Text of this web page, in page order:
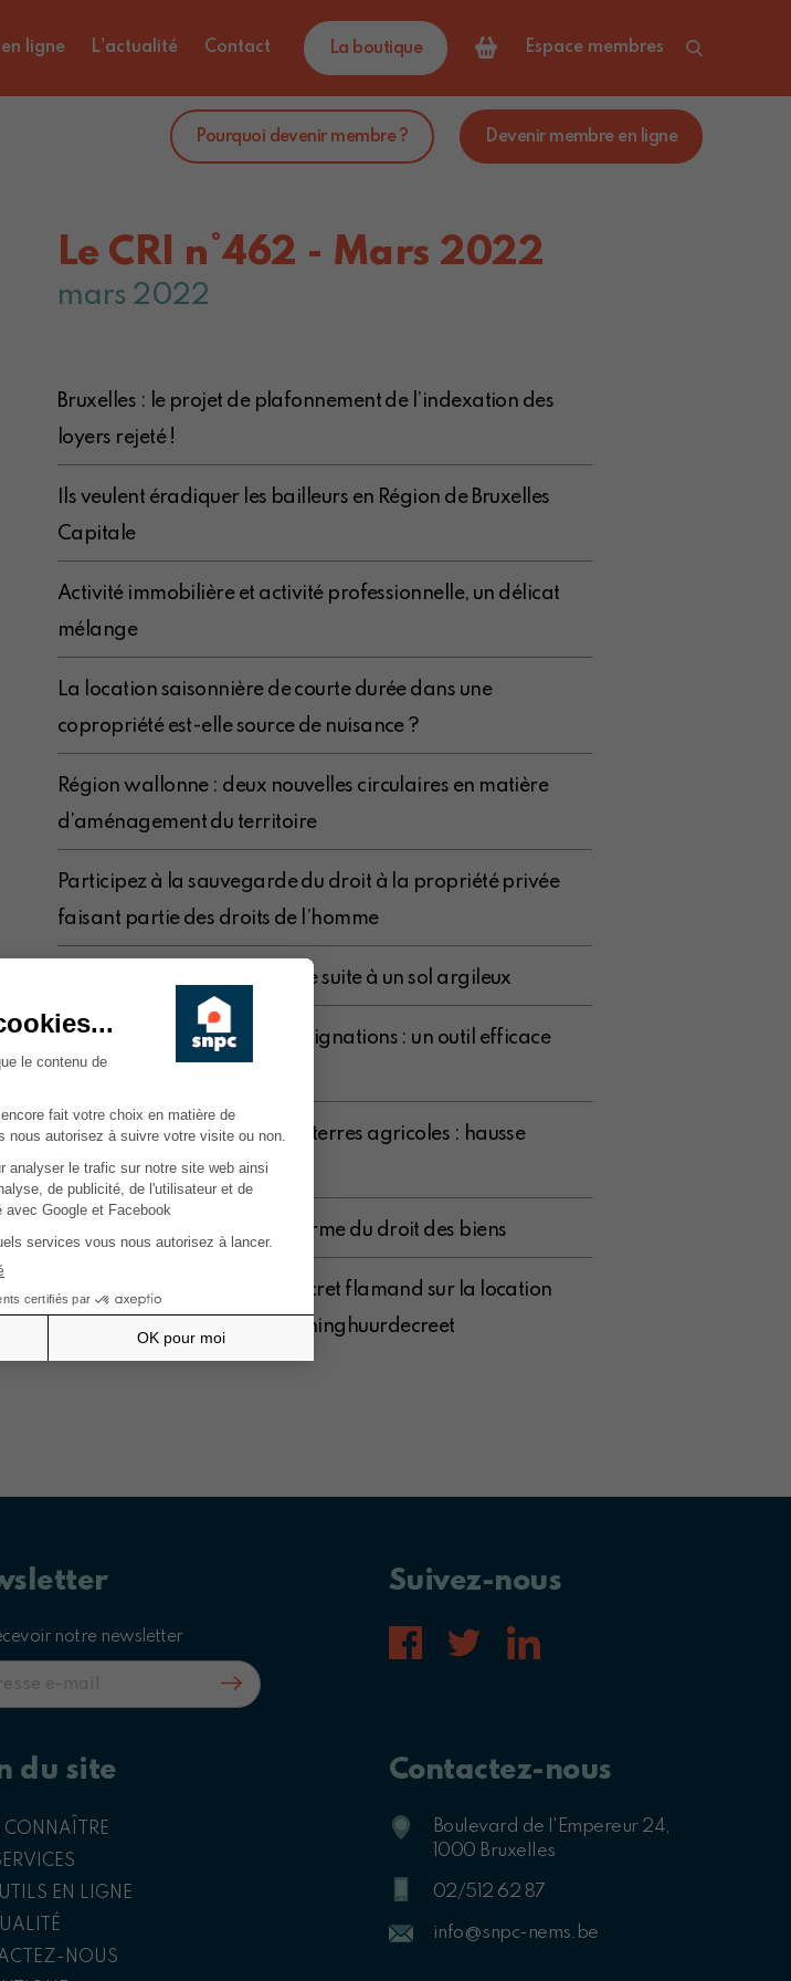
ligne L'actualité Contact La boutique Espace membres
Pourquoi devenir membre ? Devenir membre en ligne
Le CRI n°462 - Mars 2022
mars 2022
Bruxelles : le projet de plafonnement de l’indexation des
loyers rejeté !
Ils veulent éradiquer les bailleurs en Région de Bruxelles
Capitale
Activité immobilière et activité professionnelle, un délicat
mélange
La location saisonnière de courte durée dans une
copropriété est-elle source de nuisance ?
Région wallonne : deux nouvelles circulaires en matière
d’aménagement du territoire
Participez à la sauvegarde du droit à la propriété privée
faisant partie des droits de l’homme
Fissures dans votre immeuble suite à un sol argileux
La Caisse des Dépôts et Consignations : un outil efficace
Coefficients de fermage des terres agricoles : hausse
maximale en 2022
Conférence à Mons : La réforme du droit des biens
:: Webinaire :: Aperçu du décret flamand sur la location
d'habitations of Vlaams woninghuurdecreet
notre newsletter
Suivez-nous
du site
CONNAÎTRE
EN LIGNE
NOUS
Contactez-nous
Boulevard de l'Empereur 24,
1000 Bruxelles
02/512 62 87
info@snpc-nems.be